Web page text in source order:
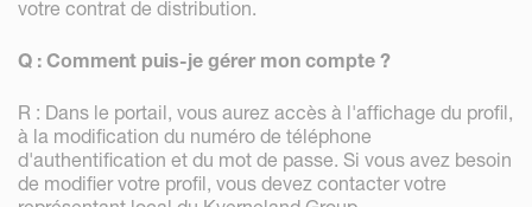
votre contrat de distribution.
Q : Comment puis-je gérer mon compte ?
R : Dans le portail, vous aurez accès à l'affichage du profil,
à la modification du numéro de téléphone
d'authentification et du mot de passe. Si vous avez besoin
de modifier votre profil, vous devez contacter votre